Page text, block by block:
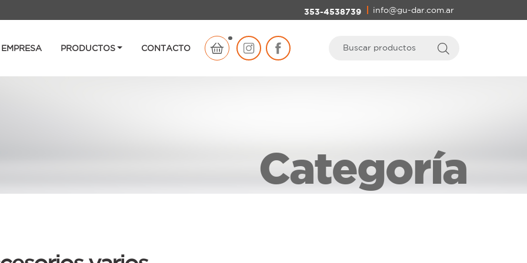
353-4538739 info@gu-dar.com.ar
EMPRESA PRODUCTOS CONTACTO
Categoría